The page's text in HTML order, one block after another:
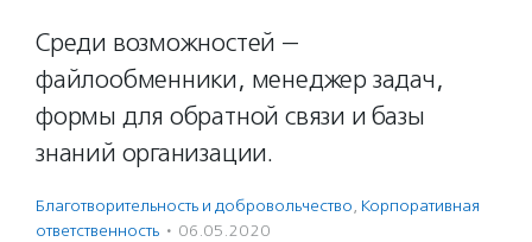
Среди возможностей —
файлообменники, менеджер задач,
формы для обратной связи и базы
знаний организации.
Благотвори­тель­ность и доброволь­чест­во, Корпоративная
ответственность · 06.05.2020